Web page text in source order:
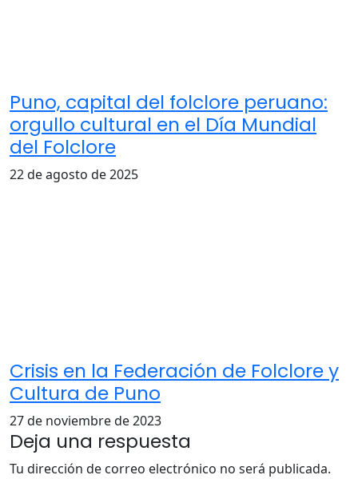
Puno, capital del folclore peruano:
orgullo cultural en el Día Mundial
del Folclore
22 de agosto de 2025
Crisis en la Federación de Folclore y
Cultura de Puno
27 de noviembre de 2023
Deja una respuesta
Tu dirección de correo electrónico no será publicada.